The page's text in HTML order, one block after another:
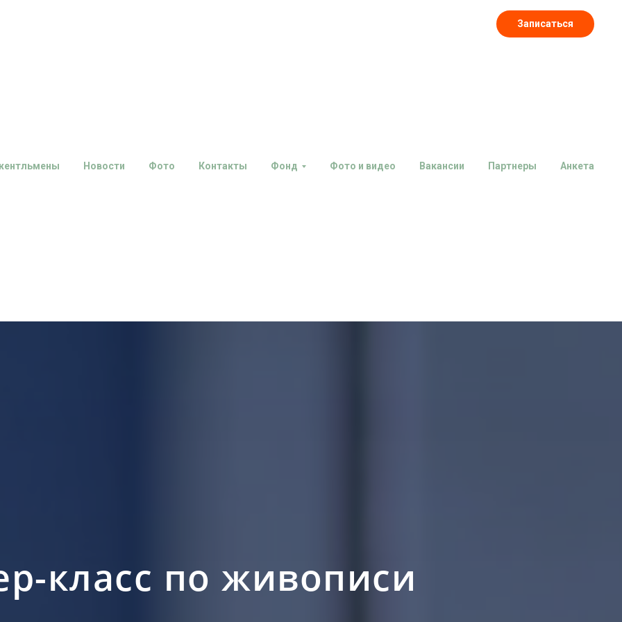
Новости Фото Контакты Фонд Фото и видео Вакансии Партнеры Анкета
Записаться
класс по живописи